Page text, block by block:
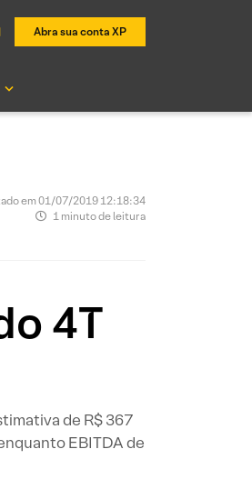
Abra sua conta XP
em 01/07/2019 12:18:34
1 minuto de leitura
4T
de R$ 367
EBITDA de